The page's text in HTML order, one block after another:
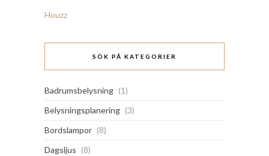
Houzz
SÖK PÅ KATEGORIER
Badrumsbelysning (1)
Belysningsplanering (3)
Bordslampor (8)
Dagsljus (8)